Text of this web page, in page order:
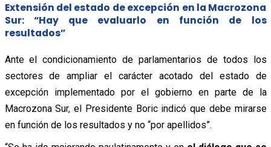
Extensión del estado de excepción en la Macrozona
Sur: “Hay que evaluarlo en función de los
resultados”
Ante el condicionamiento de parlamentarios de todos los
sectores de ampliar el carácter acotado del estado de
excepción implementado por el gobierno en parte de la
Macrozona Sur, el Presidente Boric indicó que debe mirarse
en función de los resultados y no “por apellidos”.